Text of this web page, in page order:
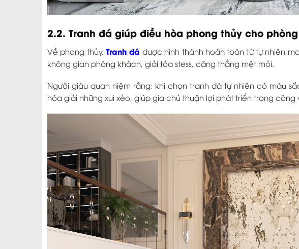
2.2. Tranh đá giúp điều hòa phong thủy cho
Về phong thủy,Tranh đá được hình thành hoàn toàn từ tự nhiên
không gian phòng khách, giải tỏa stess, căng thẳng mệt mỏi.
Người giàu quan niệm rằng: khi chọn tranh đá tự nhiên có màu
hóa giải những xui xẻo, giúp gia chủ thuận lợi phát triển trong công